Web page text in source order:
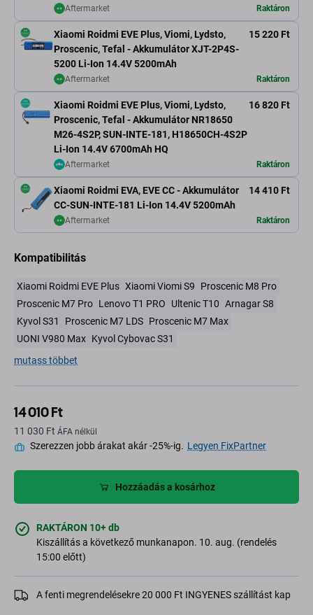
Aftermarket Raktáron
Xiaomi Roidmi EVE Plus, Viomi, Lydsto,
Proscenic, Tefal - Akkumulátor XJT-2P4S-
5200 Li-Ion 14.4V 5200mAh
15 220 Ft
Aftermarket Raktáron
Xiaomi Roidmi EVE Plus, Viomi, Lydsto,
Proscenic, Tefal - Akkumulátor NR18650
M26-4S2P, SUN-INTE-181, H18650CH-4S2P
Li-Ion 14.4V 6700mAh HQ
16 820 Ft
Aftermarket Raktáron
Xiaomi Roidmi EVA, EVE CC - Akkumulátor
CC-SUN-INTE-181 Li-Ion 14.4V 5200mAh
14 410 Ft
Aftermarket Raktáron
Kompatibilitás
Xiaomi Roidmi EVE Plus Xiaomi Viomi S9
Proscenic M8 Pro
Proscenic M7 Pro Lenovo T1 PRO Ultenic T10 Arnagar S8
Kyvol S31
Proscenic M7 LDS Proscenic M7 Max
UONI V980 Max Kyvol Cybovac S31
mutass többet
14 010 Ft
11 030 Ft ÁFA nélkül
Szerezzen jobb árakat akár -25%-ig. Legyen FixPartner
Hozzáadás a kosárhoz
RAKTÁRON 10+ db
Kiszállítás a következő munkanapon. 10. aug. (rendelés
15:00 előtt)
A fenti megrendelésekre 20 000 Ft INGYENES szállítást kap